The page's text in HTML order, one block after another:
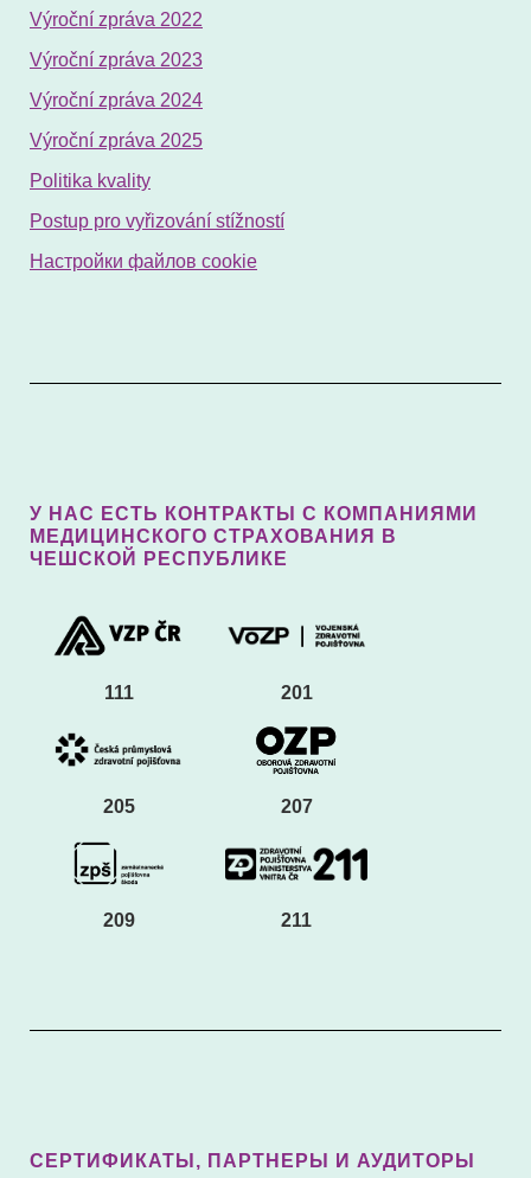
Výroční zpráva 2022
Výroční zpráva 2023
Výroční zpráva 2024
Výroční zpráva 2025
Politika kvality
Postup pro vyřizování stížností
Настройки файлов cookie
У НАС ЕСТЬ КОНТРАКТЫ С КОМПАНИЯМИ
МЕДИЦИНСКОГО СТРАХОВАНИЯ В
ЧЕШСКОЙ РЕСПУБЛИКЕ
111 201
205 207
209 211
СЕРТИФИКАТЫ, ПАРТНЕРЫ И АУДИТОРЫ